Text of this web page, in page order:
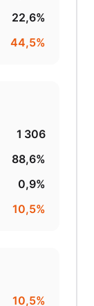
22,6%
44,5%
1 306
88,6%
0,9%
10,5%
10,5%